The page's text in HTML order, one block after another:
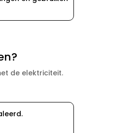
de elektriciteit.​